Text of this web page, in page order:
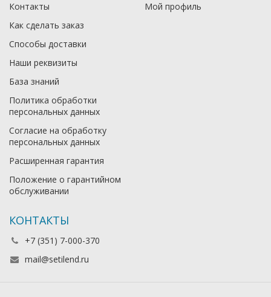
Контакты
Как сделать заказ
Способы доставки
Наши реквизиты
База знаний
Политика обработки
персональных данных
Согласие на обработку
персональных данных
Расширенная гарантия
Положение о гарантийном
обслуживании
Мой профиль
КОНТАКТЫ
+7 (351) 7-000-370
mail@setilend.ru